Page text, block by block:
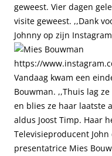
geweest. Vier dagen
visite geweest. ,,Dank
Johnny op zijn
https://
Vandaag kwam een
Bouwman. ,,Thuis lag
en blies ze haar laatste
aldus Joost Timp. Haar
Televisieproducent
presentatrice Mies